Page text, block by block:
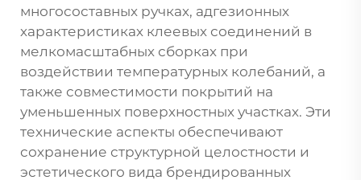
многосоставных ручках, адгезионных
характеристиках клеевых соединений в
мелкомасштабных сборках при
воздействии температурных колебаний, а
также совместимости покрытий на
уменьшенных поверхностных участках. Эти
технические аспекты обеспечивают
сохранение структурной целостности и
эстетического вида брендированных